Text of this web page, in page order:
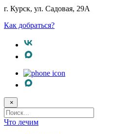
г. Курск, ул. Садовая, 29А
Как добраться?
×
Поисковый
запрос
Что лечим